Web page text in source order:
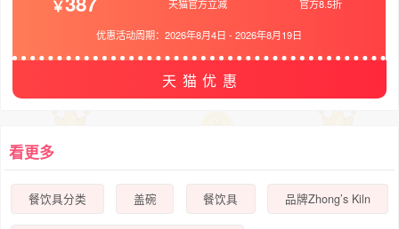
天猫官方立减 官方8.5折
优惠活动周期：2026年8月4日 -2026年8月19日
天猫优惠
看更多
餐饮具分类 盖碗 餐饮具 品牌Zhong’s Kiln